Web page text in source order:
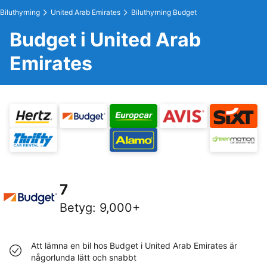
Biluthyrning United Arab Emirates Biluthyrning Budget
Budget i United Arab
Emirates
7
Betyg: 9,000+
Att lämna en bil hos Budget i United Arab Emirates är
någorlunda lätt och snabbt